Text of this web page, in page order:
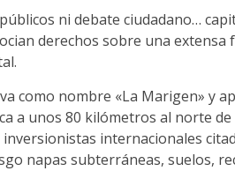
ni debate ciudadano…
derechos sobre una
como nombre «La Marigen» y
a unos 80 kilómetros al norte
internacionales
napas subterráneas, suelos,